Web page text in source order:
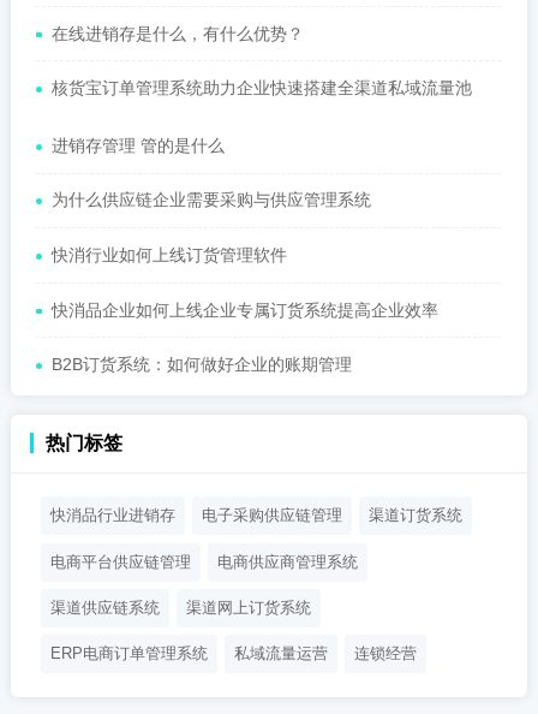
在线进销存是什么，有什么优势？
核货宝订单管理系统助力企业快速搭建全渠道私域流量池
进销存管理 管的是什么
为什么供应链企业需要采购与供应管理系统
快消行业如何上线订货管理软件
快消品企业如何上线企业专属订货系统提高企业效率
B2B订货系统：如何做好企业的账期管理
热门标签
快消品行业进销存 电子采购供应链管理 渠道订货系统
电商平台供应链管理 电商供应商管理系统
渠道供应链系统 渠道网上订货系统
ERP电商订单管理系统 私域流量运营 连锁经营